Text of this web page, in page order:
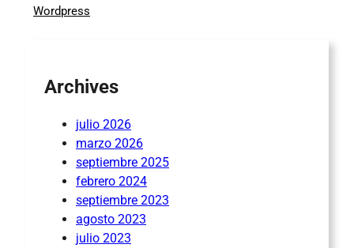
Wordpress
Archives
julio 2026
marzo 2026
septiembre 2025
febrero 2024
septiembre 2023
agosto 2023
julio 2023